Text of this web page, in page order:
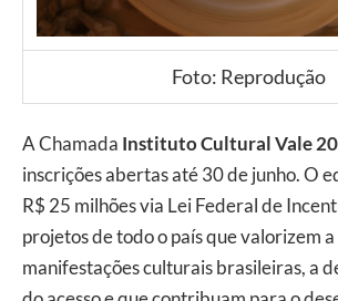
Foto: Reprodução
A Chamada Instituto Cultural Vale
inscrições abertas até 30 de junho. O
R$ 25 milhões via Lei Federal de
projetos de todo o país que valorizem
manifestações culturais brasileiras, a